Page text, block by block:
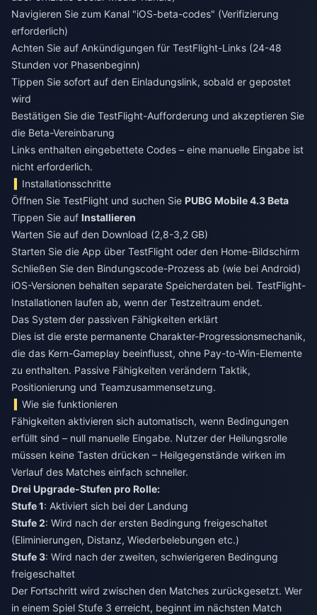
Navigieren Sie zum Kanal "iOS-beta-codes" (Verifizierung
erforderlich)
Achten Sie auf Ankündigungen für TestFlight-Links (24-48
Stunden vor Phasenbeginn)
Tippen Sie sofort auf den Einladungslink, sobald er gepostet
wird
Bestätigen Sie die TestFlight-Aufforderung und akzeptieren Sie
die Beta-Vereinbarung
Links enthalten eingebettete Codes – eine manuelle Eingabe ist
nicht erforderlich.
Installationsschritte
Öffnen Sie TestFlight und suchen Sie PUBG Mobile 4.3 Beta
Tippen Sie auf Installieren
Warten Sie auf den Download (2,8-3,2 GB)
Starten Sie die App über TestFlight oder den Home-Bildschirm
Schließen Sie den Bindungscode-Prozess ab (wie bei Android)
iOS-Versionen behalten separate Speicherdaten bei. TestFlight-
Installationen laufen ab, wenn der Testzeitraum endet.
Das System der passiven Fähigkeiten erklärt
Dies ist die erste permanente Charakter-Progressionsmechanik,
die das Kern-Gameplay beeinflusst, ohne Pay-to-Win-Elemente
zu enthalten. Passive Fähigkeiten verändern Taktik,
Positionierung und Teamzusammensetzung.
Wie sie funktionieren
Fähigkeiten aktivieren sich automatisch, wenn Bedingungen
erfüllt sind – null manuelle Eingabe. Nutzer der Heilungsrolle
müssen keine Tasten drücken – Heilgegenstände wirken im
Verlauf des Matches einfach schneller.
Drei Upgrade-Stufen pro Rolle:
Stufe 1: Aktiviert sich bei der Landung
Stufe 2: Wird nach der ersten Bedingung freigeschaltet
(Eliminierungen, Distanz, Wiederbelebungen etc.)
Stufe 3: Wird nach der zweiten, schwierigeren Bedingung
freigeschaltet
Der Fortschritt wird zwischen den Matches zurückgesetzt. Wer
in einem Spiel Stufe 3 erreicht, beginnt im nächsten Match